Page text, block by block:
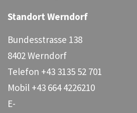
Standort Werndorf
Bundesstrasse 138
8402 Werndorf
Telefon +43 3135 52 701
Mobil +43 664 4226210
E-